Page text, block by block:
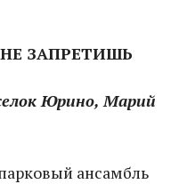
ЗАПРЕТИШЬ
Юрино, Марий
ансамбль